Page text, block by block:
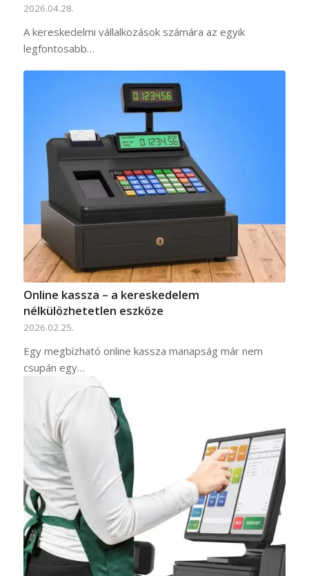
2026.04.28.
A kereskedelmi vállalkozások számára az egyik
legfontosabb…
Online kassza – a kereskedelem
nélkülözhetetlen eszköze
2026.02.25.
Egy megbízható online kassza manapság már nem
csupán egy…